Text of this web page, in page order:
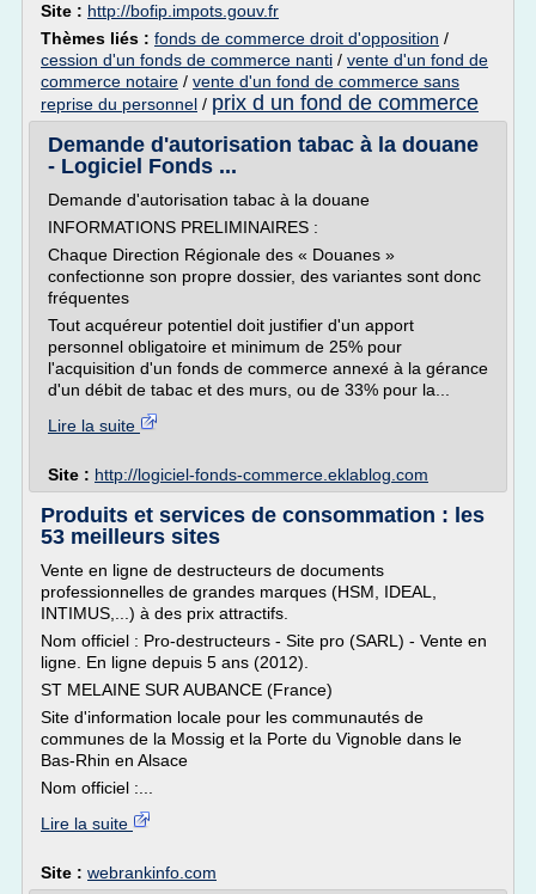
Site : http://bofip.impots.gouv.fr
Thèmes liés : fonds de commerce droit d'opposition /
cession d'un fonds de commerce nanti / vente d'un fond de
commerce notaire / vente d'un fond de commerce sans
reprise du personnel / prix d un fond de commerce
Demande d'autorisation tabac à la douane
- Logiciel Fonds ...
Demande d'autorisation tabac à la douane
INFORMATIONS PRELIMINAIRES :
Chaque Direction Régionale des « Douanes »
confectionne son propre dossier, des variantes sont donc
fréquentes
Tout acquéreur potentiel doit justifier d'un apport
personnel obligatoire et minimum de 25% pour
l'acquisition d'un fonds de commerce annexé à la gérance
d'un débit de tabac et des murs, ou de 33% pour la...
Lire la suite
Site : http://logiciel-fonds-commerce.eklablog.com
Produits et services de consommation : les
53 meilleurs sites
Vente en ligne de destructeurs de documents
professionnelles de grandes marques (HSM, IDEAL,
INTIMUS,...) à des prix attractifs.
Nom officiel : Pro-destructeurs - Site pro (SARL) - Vente en
ligne. En ligne depuis 5 ans (2012).
ST MELAINE SUR AUBANCE (France)
Site d'information locale pour les communautés de
communes de la Mossig et la Porte du Vignoble dans le
Bas-Rhin en Alsace
Nom officiel :...
Lire la suite
Site : webrankinfo.com